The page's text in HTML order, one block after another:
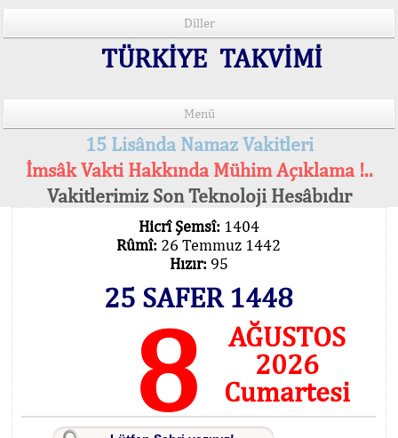
Diller
TÜRKİYE TAKVİMİ
Menü
15 Lisânda Namaz Vakitleri
İmsâk Vakti Hakkında Mühim Açıklama !..
Vakitlerimiz Son Teknoloji Hesâbıdır
Hicrî Şemsî: 1404
Rûmî: 26 Temmuz 1442
Hızır: 95
25 SAFER 1448
8
AĞUSTOS
2026
Cumartesi